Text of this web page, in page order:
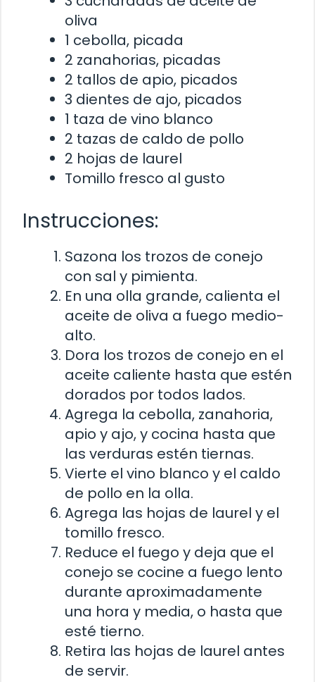
oliva
1 cebolla, picada
2 zanahorias, picadas
2 tallos de apio, picados
3 dientes de ajo, picados
1 taza de vino blanco
2 tazas de caldo de pollo
2 hojas de laurel
Tomillo fresco al gusto
Instrucciones:
Sazona los trozos de conejo
con sal y pimienta.
En una olla grande, calienta el
aceite de oliva a fuego medio-
alto.
Dora los trozos de conejo en el
aceite caliente hasta que estén
dorados por todos lados.
Agrega la cebolla, zanahoria,
apio y ajo, y cocina hasta que
las verduras estén tiernas.
Vierte el vino blanco y el caldo
de pollo en la olla.
Agrega las hojas de laurel y el
tomillo fresco.
Reduce el fuego y deja que el
conejo se cocine a fuego lento
durante aproximadamente
una hora y media, o hasta que
esté tierno.
Retira las hojas de laurel antes
de servir.